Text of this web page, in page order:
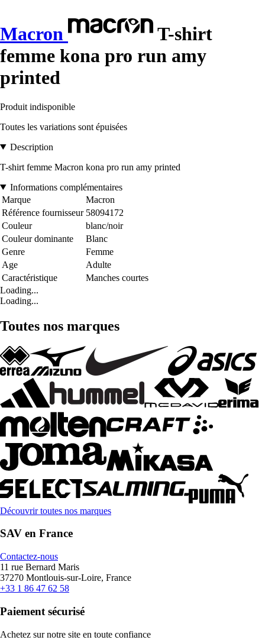
Macron
T-shirt
femme kona pro run amy
printed
Produit indisponible
Toutes les variations sont épuisées
Description
T-shirt femme Macron kona pro run amy printed
Informations complémentaires
Marque
Macron
Référence fournisseur 58094172
Couleur
blanc/noir
Couleur dominante
Blanc
Genre
Femme
Age
Adulte
Caractéristique
Manches courtes
Loading...
Loading...
Toutes nos marques
Découvrir toutes nos marques
SAV en France
Contactez-nous
11 rue Bernard Maris
37270 Montlouis-sur-Loire, France
+33 1 86 47 62 58
Paiement sécurisé
Achetez sur notre site en toute confiance